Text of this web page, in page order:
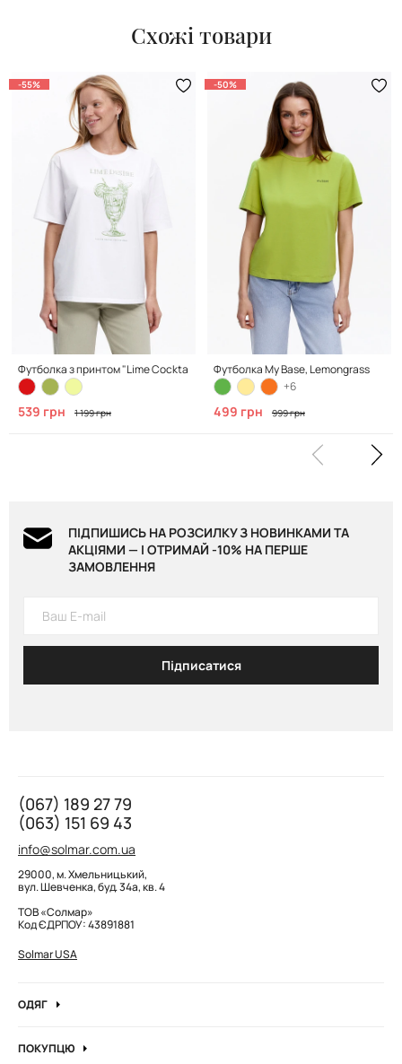
Схожі товари
-55%
Футболка з принтом "Lime Cocktail", Clean White
539 грн 1 199 грн
-50%
Футболка My Base, Lemongrass
+6
499 грн 999 грн
ПІДПИШИСЬ НА РОЗСИЛКУ З НОВИНКАМИ ТА
АКЦІЯМИ — І ОТРИМАЙ -10% НА ПЕРШЕ
ЗАМОВЛЕННЯ
Підписатися
(067) 189 27 79
(063) 151 69 43
info@solmar.com.ua
29000, м. Хмельницький,
вул. Шевченка, буд. 34а, кв. 4
ТОВ «Солмар»
Код ЄДРПОУ: 43891881
Solmar USA
ОДЯГ
Кофти та джемпера
ПОКУПЦЮ